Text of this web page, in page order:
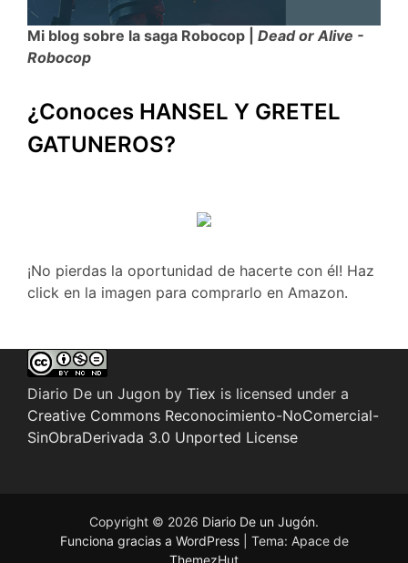
Mi blog sobre la saga Robocop | Dead or Alive -
Robocop
¿Conoces HANSEL Y GRETEL
GATUNEROS?
¡No pierdas la oportunidad de hacerte con él! Haz
click en la imagen para comprarlo en Amazon.
Diario De un Jugon by Tiex is licensed under a
Creative Commons Reconocimiento-NoComercial-
SinObraDerivada 3.0 Unported License
Copyright © 2026 Diario De un Jugón.
Funciona gracias a WordPress
Tema: Apace de